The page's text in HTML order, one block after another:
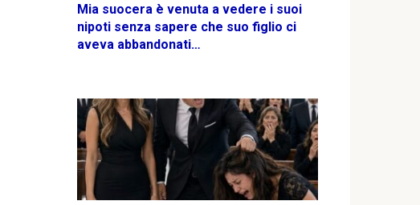
Mia suocera è venuta a vedere i suoi
nipoti senza sapere che suo figlio ci
aveva abbandonati…